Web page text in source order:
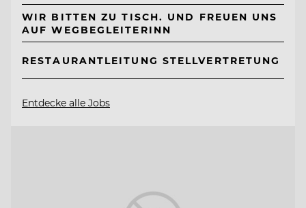
WIR BITTEN ZU TISCH. UND FREUEN UNS
AUF WEGBEGLEITERINN
RESTAURANTLEITUNG STELLVERTRETUNG
Entdecke alle Jobs